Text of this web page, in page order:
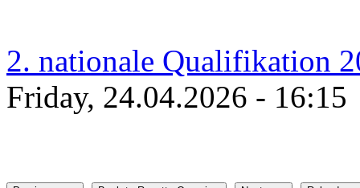
2. nationale Qualifikation
Friday, 24.04.2026 - 16:15